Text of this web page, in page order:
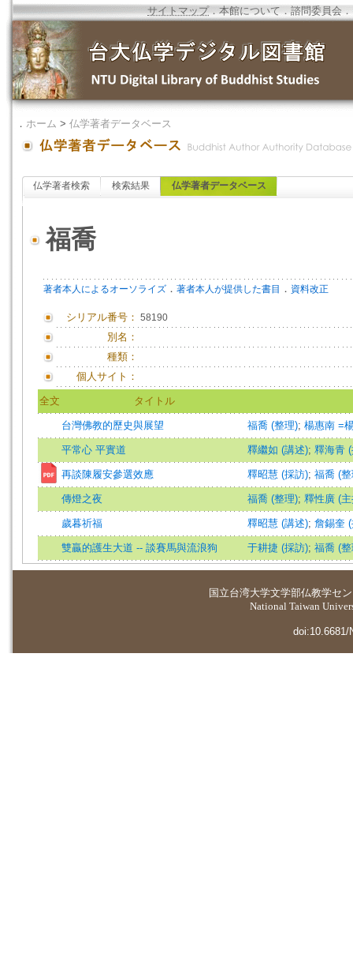
サイトマップ．本館について ．諮問委員会 ．
． ホーム > 仏学著者データベース
仏学著者検索 検索結果 仏学著者データベース
福喬
著者本人によるオーソライズ ． 著者本人が提供した書目 ． 資料改正
シリアル番号： 58190
別名：
種類：
個人サイト：
全文 タイトル
台灣佛教的歷史與展望 福喬 (整理); 楊惠南 =
平常心 平實道 釋繼如 (講述); 釋海青
再談陳履安參選效應 釋昭慧 (採訪); 福喬 (
傳燈之夜 福喬 (整理); 釋性廣 (
歲暮祈福 釋昭慧 (講述); 詹錫奎
雙贏的護生大道 -- 談賽馬與流浪狗 于耕捷 (採訪); 福喬 (
国立台湾大学文学部仏教学セ
National Taiwan
doi:10.6681/